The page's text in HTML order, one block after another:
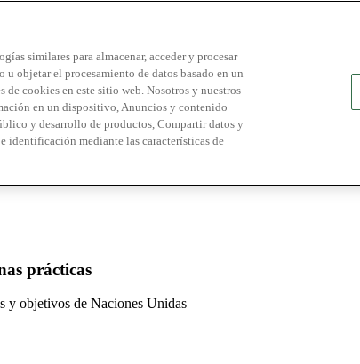
prácticas
y objetivos de Naciones Unidas
similares para almacenar, acceder y procesar
objetar el procesamiento de datos basado en un
cookies en este sitio web. Nosotros y nuestros
en un dispositivo, Anuncios y contenido
y desarrollo de productos, Compartir datos y
identificación mediante las características de